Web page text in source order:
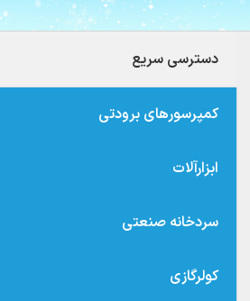
دسترسی سریع
کمپرسورهای برودتی
ابزارآلات
سردخانه صنعتی
کولرگازی